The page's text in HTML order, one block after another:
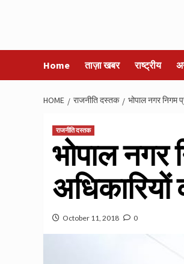
Home ताज़ा खबर राष्ट्रीय
HOME राजनीति दस्तक भोपाल नगर निगम
राजनीति दस्तक
भोपाल नगर
अधिकारियों
October 11, 2018 0